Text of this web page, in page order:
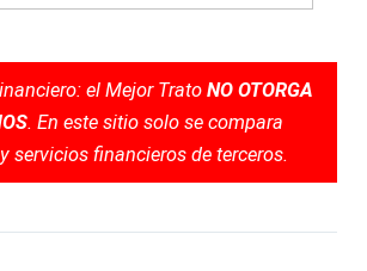
el Mejor Trato NO OTORGA
. En este sitio solo se compara
servicios financieros de terceros.